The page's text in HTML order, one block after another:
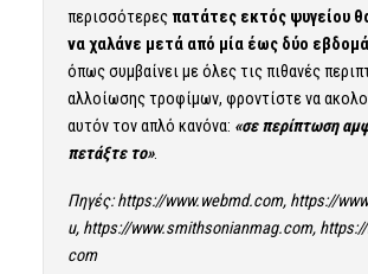
περισσότερες πατάτες εκτός ψυγείου
να χαλάνε μετά από μία έως δύο
όπως συμβαίνει με όλες τις πιθανές
αλλοίωσης τροφίμων, φροντίστε να
αυτόν τον απλό κανόνα: «σε περίπτωση
πετάξτε το».
Πηγές:https://www.webmd.com, https://
u, https://www.smithsonianmag.com,
com